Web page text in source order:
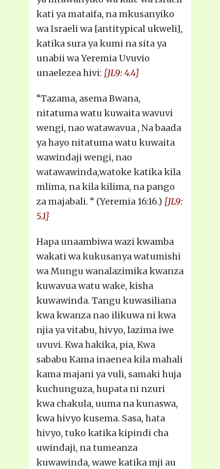
kati ya mataifa, na mkusanyiko
wa Israeli wa [antitypical ukweli],
katika sura ya kumi na sita ya
unabii wa Yeremia Uvuvio
unaelezea hivi: {JL9: 4.4}
“Tazama, asema Bwana,
nitatuma watu kuwaita wavuvi
wengi, nao watawavua , Na baada
ya hayo nitatuma watu kuwaita
wawindaji wengi, nao
watawawinda,watoke katika kila
mlima, na kila kilima, na pango
za majabali. “ (Yeremia 16:16.) {JL9:
5.1}
Hapa unaambiwa wazi kwamba
wakati wa kukusanya watumishi
wa Mungu wanalazimika kwanza
kuwavua watu wake, kisha
kuwawinda. Tangu kuwasiliana
kwa kwanza nao ilikuwa ni kwa
njia ya vitabu, hivyo, lazima iwe
uvuvi. Kwa hakika, pia, Kwa
sababu Kama inaenea kila mahali
kama majani ya vuli, samaki huja
kuchunguza, hupata ni nzuri
kwa chakula, uuma na kunaswa,
kwa hivyo kusema. Sasa, hata
hivyo, tuko katika kipindi cha
uwindaji, na tumeanza
kuwawinda, wawe katika mji au